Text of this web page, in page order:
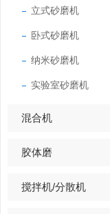
立式砂磨机
卧式砂磨机
纳米砂磨机
实验室砂磨机
混合机
胶体磨
搅拌机/分散机